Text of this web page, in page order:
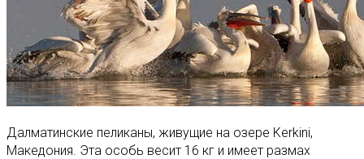
Далматинские пеликаны, живущие на озере Kerkini,
Македония. Эта особь весит 16 кг и имеет размах